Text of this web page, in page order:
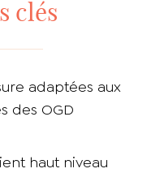
clés
adaptées aux
des OGD
haut niveau